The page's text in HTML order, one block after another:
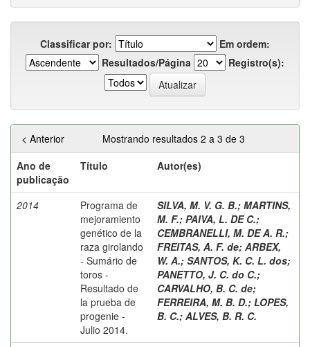
Classificar por:
Em ordem:
Resultados/Página
Registro(s):
Mostrando resultados 2 a 3 de 3
< Anterior
Ano de
publicação
Título Autor(es)
2014
Programa de
mejoramiento
genético de la
raza girolando
- Sumário de
toros -
Resultado de
la prueba de
progenie -
Julio 2014.
SILVA, M. V. G. B.; MARTINS,
M. F.; PAIVA, L. DE C.;
CEMBRANELLI, M. DE A. R.;
FREITAS, A. F. de; ARBEX,
W. A.; SANTOS, K. C. L. dos;
PANETTO, J. C. do C.;
CARVALHO, B. C. de;
FERREIRA, M. B. D.; LOPES,
B. C.; ALVES, B. R. C.